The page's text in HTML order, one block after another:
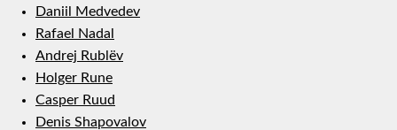
Daniil Medvedev
Rafael Nadal
Andrej Rublëv
Holger Rune
Casper Ruud
Denis Shapovalov